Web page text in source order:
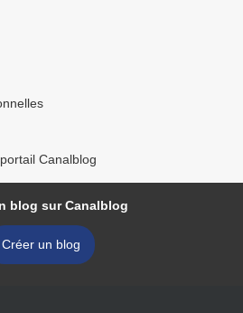
Canalblog
blog sur Canalblog
Créer un blog